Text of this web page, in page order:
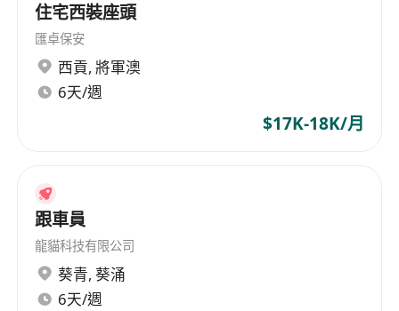
住宅西裝座頭
匯卓保安
西貢, 將軍澳
6天/週
$17K-18K/月
跟車員
龍貓科技有限公司
葵青, 葵涌
6天/週